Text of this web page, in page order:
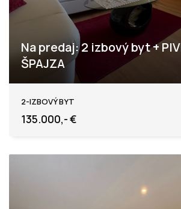
Na predaj: 2 izbový byt +
ŠPAJZA
2-IZBOVÝ BYT
135.000,- €